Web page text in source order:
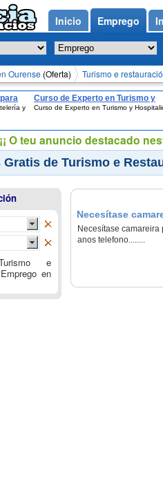
Ourense (Oferta) Turismo e
y
Curso de Experto en Turismo y
Hospitalidad
Curso de Experto en Turismo y
de Turismo e
Necesítase
Necesítase
anos telefono........
e
en
Inicio Emprego
O teu anuncio destacado